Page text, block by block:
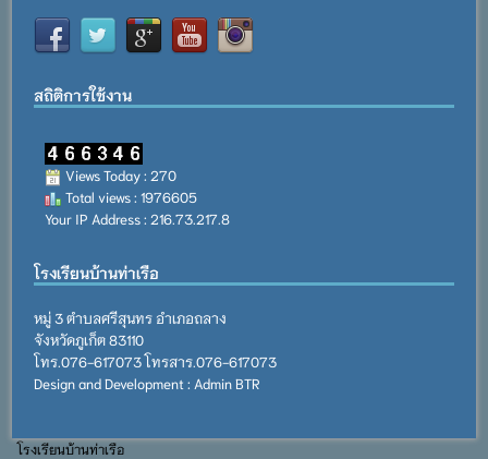
สถิติการใช้งาน
Views Today : 270
Total views : 1976605
Your IP Address : 216.73.217.8
โรงเรียนบ้านท่าเรือ
หมู่ 3 ตำบลศรีสุนทร อำเภอถลาง
จังหวัดภูเก็ต 83110
โทร.076-617073 โทรสาร.076-617073
Design and Development : Admin BTR
โรงเรียนบ้านท่าเรือ